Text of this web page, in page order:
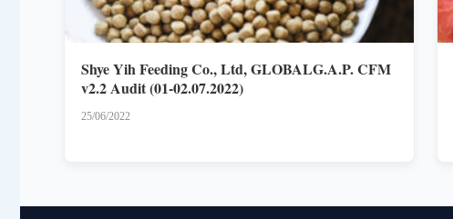
Shye Yih Feeding Co., Ltd, GLOBALG.A.P. CFM
v2.2 Audit (01-02.07.2022)
25/06/2022